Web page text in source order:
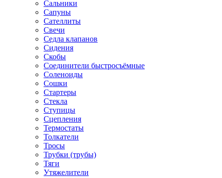
Сальники
Сапуны
Сателлиты
Свечи
Седла клапанов
Сидения
Скобы
Соединители быстросъёмные
Соленоиды
Сошки
Стартеры
Стекла
Ступицы
Сцепления
Термостаты
Толкатели
Тросы
Трубки (трубы)
Тяги
Утяжелители